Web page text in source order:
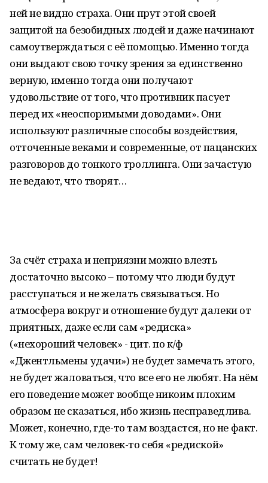
ней не видно страха. Они прут этой своей
защитой на безобидных людей и даже начинают
самоутверждаться с её помощью. Именно тогда
они выдают свою точку зрения за единственно
верную, именно тогда они получают
удовольствие от того, что противник пасует
перед их «неоспоримыми доводами». Они
используют различные способы воздействия,
отточенные веками и современные, от пацанских
разговоров до тонкого троллинга. Они зачастую
не ведают, что творят…
За счёт страха и неприязни можно влезть
достаточно высоко – потому что люди будут
расступаться и не желать связываться. Но
атмосфера вокруг и отношение будут далеки от
приятных, даже если сам «редиска»
(«нехороший человек» - цит. по к/ф
«Джентльмены удачи») не будет замечать этого,
не будет жаловаться, что все его не любят. На нём
его поведение может вообще никоим плохим
образом не сказаться, ибо жизнь несправедлива.
Может, конечно, где-то там воздастся, но не факт.
К тому же, сам человек-то себя «редиской»
считать не будет!